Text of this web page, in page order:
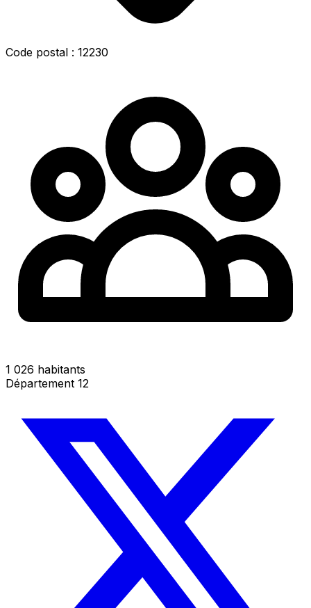
Code postal : 12230
1 026 habitants
Département 12